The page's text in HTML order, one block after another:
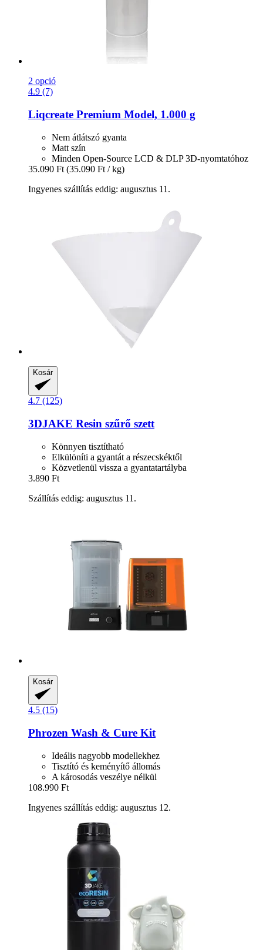
2 opció
4.9 (7)
Liqcreate Premium Model, 1.000 g
Nem átlátszó gyanta
Matt szín
Minden Open-Source LCD & DLP 3D-nyomtatóhoz
35.090 Ft (35.090 Ft / kg)
Ingyenes szállítás eddig: augusztus 11.
Kosár
4.7 (125)
3DJAKE Resin szűrő szett
Könnyen tisztítható
Elkülöníti a gyantát a részecskéktől
Közvetlenül vissza a gyantatartályba
3.890 Ft
Szállítás eddig: augusztus 11.
Kosár
4.5 (15)
Phrozen Wash & Cure Kit
Ideális nagyobb modellekhez
Tisztító és keményítő állomás
A károsodás veszélye nélkül
108.990 Ft
Ingyenes szállítás eddig: augusztus 12.